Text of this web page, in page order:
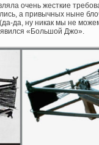
очень жесткие
а привычных ныне
да, ну никак мы не
«Большой Джо».